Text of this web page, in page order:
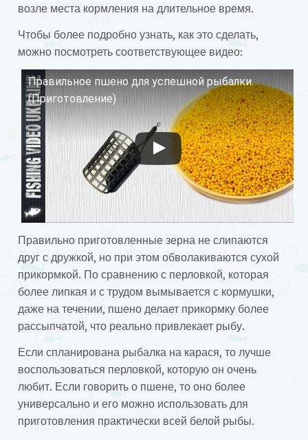
возле места кормления на длительное время.
Чтобы более подробно узнать, как это сделать,
можно посмотреть соответствующее видео:
Правильное пшено для успешной рыбалки.
(Приготовление)
Смотрите это видео на YouTube
Правильно приготовленные зерна не слипаются
друг с дружкой, но при этом обволакиваются сухой
прикормкой. По сравнению с перловкой, которая
более липкая и с трудом вымывается с кормушки,
даже на течении, пшено делает прикормку более
рассыпчатой, что реально привлекает рыбу.
Если спланирована рыбалка на карася, то лучше
воспользоваться перловкой, которую он очень
любит. Если говорить о пшене, то оно более
универсально и его можно использовать для
приготовления практически всей белой рыбы.